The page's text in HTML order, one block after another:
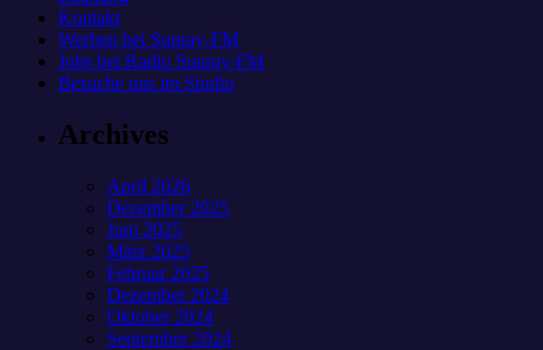
Kontakt
Werben bei Sunray-FM
Jobs bei Radio Sunray-FM
Besuche uns im Studio
Archives
April 2026
Dezember 2025
Juni 2025
März 2025
Februar 2025
Dezember 2024
Oktober 2024
September 2024